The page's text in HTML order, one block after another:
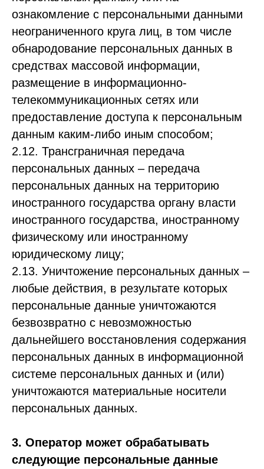
ознакомление с персональными данными
неограниченного круга лиц, в том числе
обнародование персональных данных в
средствах массовой информации,
размещение в информационно-
телекоммуникационных сетях или
предоставление доступа к персональным
данным каким-либо иным способом;
2.12. Трансграничная передача
персональных данных – передача
персональных данных на территорию
иностранного государства органу власти
иностранного государства, иностранному
физическому или иностранному
юридическому лицу;
2.13. Уничтожение персональных данных –
любые действия, в результате которых
персональные данные уничтожаются
безвозвратно с невозможностью
дальнейшего восстановления содержания
персональных данных в информационной
системе персональных данных и (или)
уничтожаются материальные носители
персональных данных.
3. Оператор может обрабатывать
следующие персональные данные